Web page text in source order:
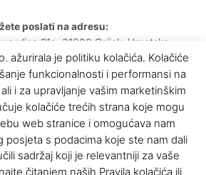
poslati na adresu:
ulica 21a, 31000 Osijek, Hrvatska
nam je najvažniji prioritet u poslovnom
odgovaramo u prosjeku od 1h. do 6h
ažurirala je politiku kolačića. Kolačiće
funkcionalnosti i performansi na
i za upravljanje vašim marketinškim
kolačiće trećih strana koje mogu
web stranice i omogućava nam
posjeta s podacima koje ste nam dali
sadržaj koji je relevantniji za vaše
čitanjem naših Pravila kolačića ili